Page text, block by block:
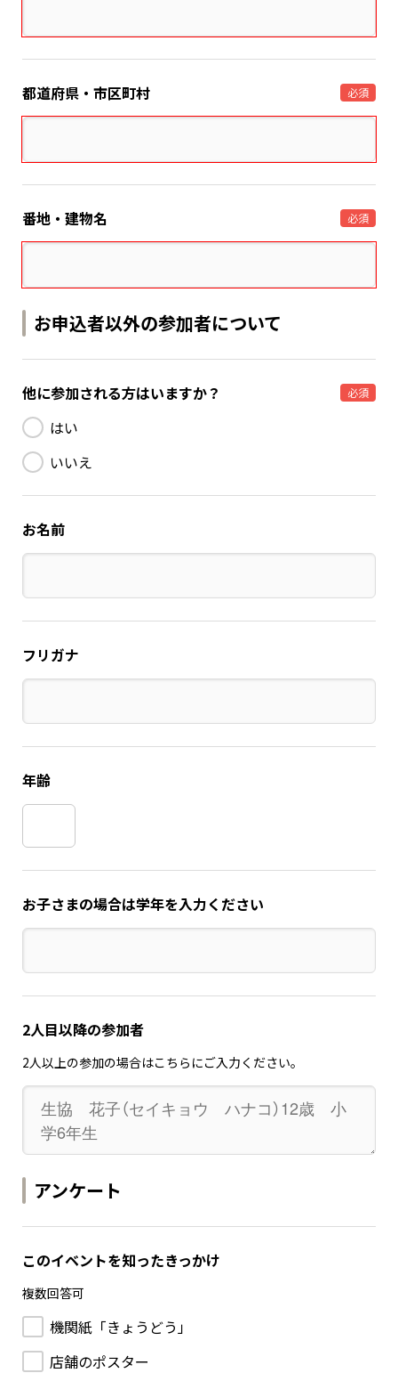
都道府県・市区町村 必須
番地・建物名 必須
お申込者以外の参加者について
他に参加される方はいますか？ 必須
はい
いいえ
お名前
フリガナ
年齢
お子さまの場合は学年を入力ください
2人目以降の参加者
2人以上の参加の場合はこちらにご入力ください。
アンケート
このイベントを知ったきっかけ
複数回答可
機関紙「きょうどう」
店舗のポスター